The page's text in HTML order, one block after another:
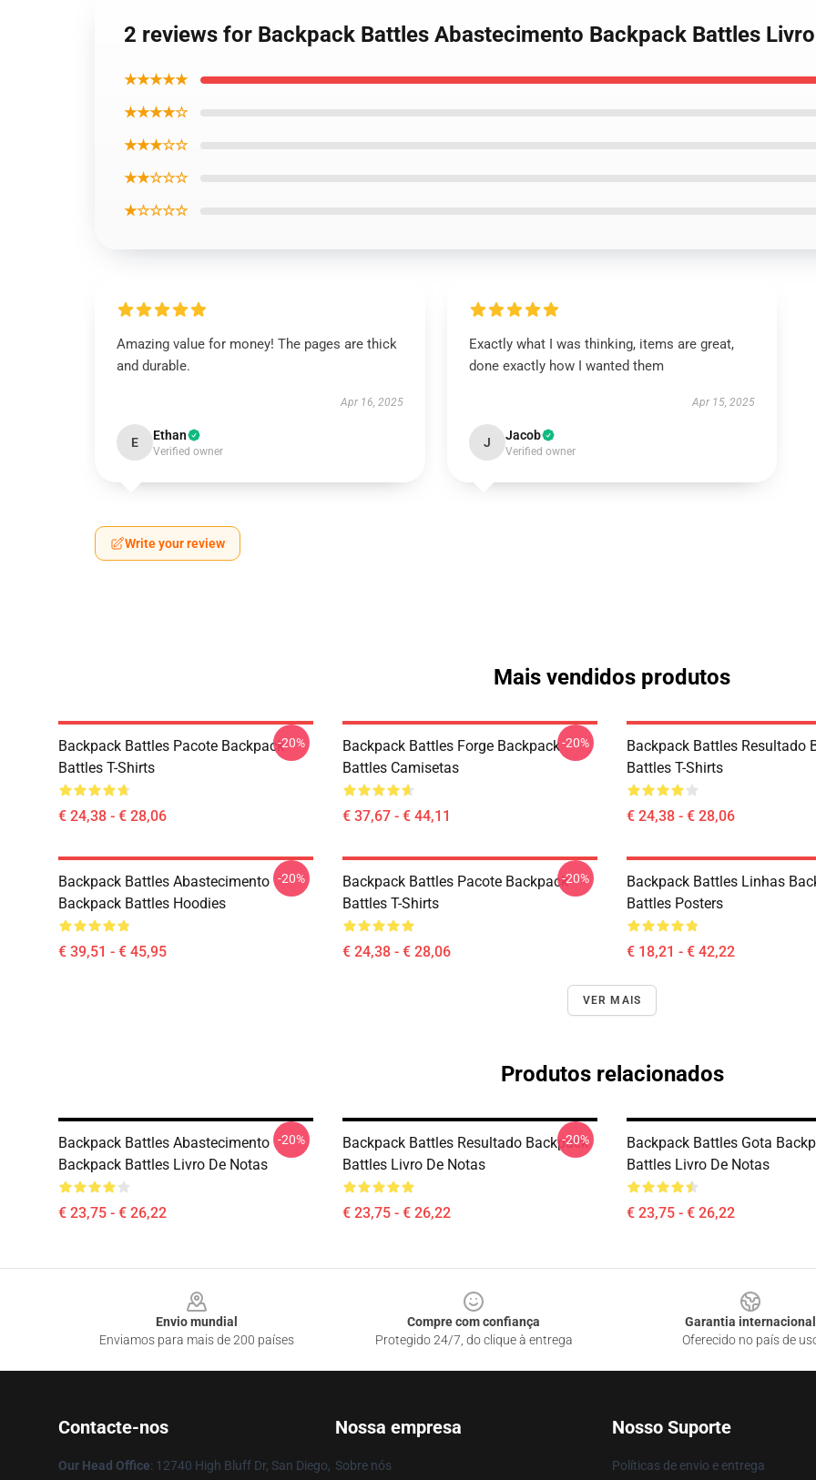
2 reviews for Backpack Battles Abastecimento Backpack Battles
★★★★★
★★★★☆
★★★☆☆
★★☆☆☆
★☆☆☆☆
Amazing value for money! The pages are thick
and durable.
Apr 16, 2025
E Ethan
Verified owner
Exactly what I was thinking, items are great,
done exactly how I wanted them
Apr 15, 2025
J Jacob
Verified owner
Write your review
Mais vendidos produtos
Backpack Battles Pacote Backpack
Battles T-Shirts
€ 24,38 - € 28,06
-20%
Backpack Battles Forge Backpack
Battles Camisetas
€ 37,67 - € 44,11
-20%
Backpack Battles Resultado
Battles T-Shirts
€ 24,38 - € 28,06
Backpack Battles Abastecimento
Backpack Battles Hoodies
€ 39,51 - € 45,95
-20%
Backpack Battles Pacote Backpack
Battles T-Shirts
€ 24,38 - € 28,06
-20%
Backpack Battles Linhas
Battles Posters
€ 18,21 - € 42,22
VER MAIS
Produtos relacionados
Backpack Battles Abastecimento
Backpack Battles Livro De Notas
€ 23,75 - € 26,22
-20%
Backpack Battles Resultado Backpack
Battles Livro De Notas
€ 23,75 - € 26,22
-20%
Backpack Battles Gota
Battles Livro De Notas
€ 23,75 - € 26,22
Envio mundial
Enviamos para mais de 200 países
Compre com confiança
Protegido 24/7, do clique à entrega
Garantia internacional
Oferecido no país de
Contacte-nos
Our Head Office: 12740 High Bluff Dr, San Diego,
Nossa empresa
Sobre nós
Nosso Suporte
Políticas de envio e entrega